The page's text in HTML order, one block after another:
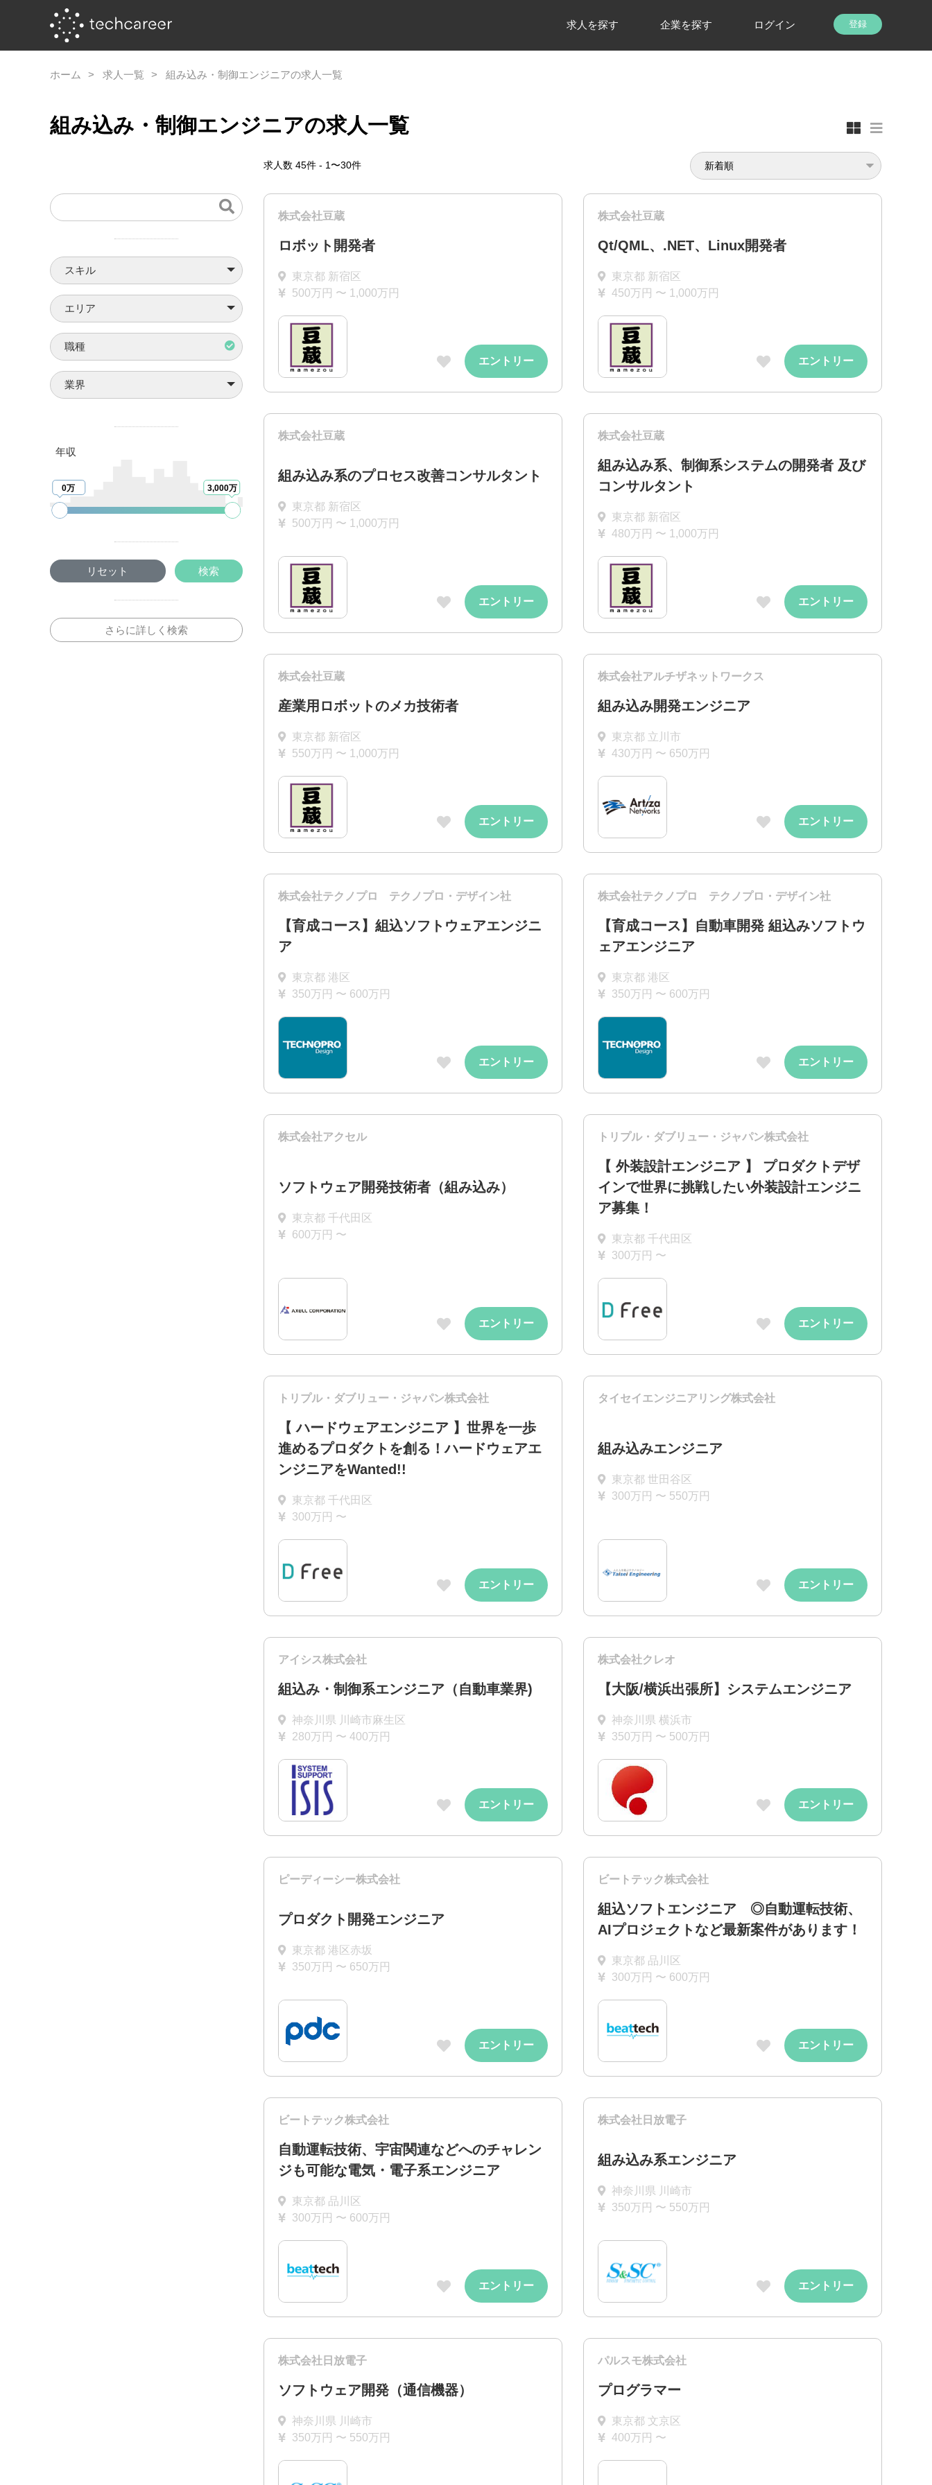
求人を探す 企業を探す ログイン 登録
ホーム 求人一覧 組み込み・制御エンジニアの求人一覧
組み込み・制御エンジニアの求人一覧
スキル
エリア
職種
業界
年収
0万 3,000万
リセット 検索
さらに詳しく検索
求人数 45件 - 1〜30件
株式会社豆蔵
ロボット開発者
東京都 新宿区
500万円 〜 1,000万円
エントリー
株式会社豆蔵
Qt/QML、.NET、Linux開発者
東京都 新宿区
450万円 〜 1,000万円
エントリー
株式会社豆蔵
組み込み系のプロセス改善コンサルタント
東京都 新宿区
500万円 〜 1,000万円
エントリー
株式会社豆蔵
組み込み系、制御系システムの開発者 及び
コンサルタント
東京都 新宿区
480万円 〜 1,000万円
エントリー
株式会社豆蔵
産業用ロボットのメカ技術者
東京都 新宿区
550万円 〜 1,000万円
エントリー
株式会社アルチザネットワークス
組み込み開発エンジニア
東京都 立川市
430万円 〜 650万円
エントリー
株式会社テクノプロ テクノプロ・デザイン社
【育成コース】組込ソフトウェアエンジニ
ア
東京都 港区
350万円 〜 600万円
エントリー
株式会社テクノプロ テクノプロ・デザイン社
【育成コース】自動車開発 組込みソフトウ
ェアエンジニア
東京都 港区
350万円 〜 600万円
エントリー
株式会社アクセル
ソフトウェア開発技術者（組み込み）
東京都 千代田区
600万円 〜
エントリー
トリプル・ダブリュー・ジャパン株式会社
【 外装設計エンジニア 】 プロダクトデザ
インで世界に挑戦したい外装設計エンジニ
ア募集！
東京都 千代田区
300万円 〜
エントリー
トリプル・ダブリュー・ジャパン株式会社
【 ハードウェアエンジニア 】世界を一歩
進めるプロダクトを創る！ハードウェアエ
ンジニアをWanted!!
東京都 千代田区
300万円 〜
エントリー
タイセイエンジニアリング株式会社
組み込みエンジニア
東京都 世田谷区
300万円 〜 550万円
エントリー
アイシス株式会社
組込み・制御系エンジニア（自動車業界)
神奈川県 川崎市麻生区
280万円 〜 400万円
エントリー
株式会社クレオ
【大阪/横浜出張所】システムエンジニア
神奈川県 横浜市
350万円 〜 500万円
エントリー
ピーディーシー株式会社
プロダクト開発エンジニア
東京都 港区赤坂
350万円 〜 650万円
エントリー
ビートテック株式会社
組込ソフトエンジニア ◎自動運転技術、
AIプロジェクトなど最新案件があります！
東京都 品川区
300万円 〜 600万円
エントリー
ビートテック株式会社
自動運転技術、宇宙関連などへのチャレン
ジも可能な電気・電子系エンジニア
東京都 品川区
300万円 〜 600万円
エントリー
株式会社日放電子
組み込み系エンジニア
神奈川県 川崎市
350万円 〜 550万円
エントリー
株式会社日放電子
ソフトウェア開発（通信機器）
神奈川県 川崎市
350万円 〜 550万円
パルスモ株式会社
プログラマー
東京都 文京区
400万円 〜